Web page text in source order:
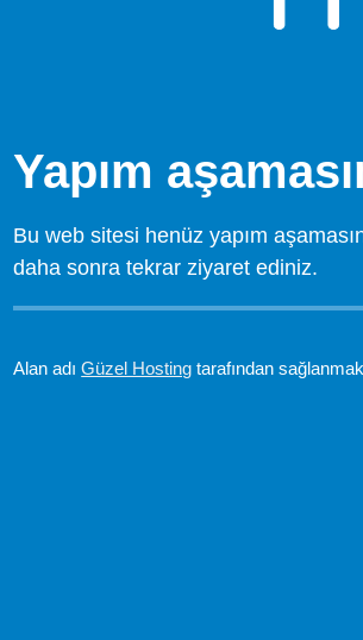
Yapım
Bu web sitesi henüz yapım
daha sonra tekrar ziyaret ediniz.
Alan adıGüzel Hosting tarafından